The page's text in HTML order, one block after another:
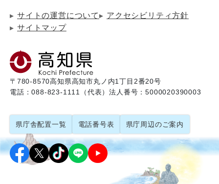
サイトの運営について
アクセシビリティ方針
サイトマップ
〒780-8570高知県高知市丸ノ内1丁目2番20号
電話：088-823-1111（代表）法人番号：5000020390003
県庁舎配置一覧 電話番号表 県庁周辺のご案内